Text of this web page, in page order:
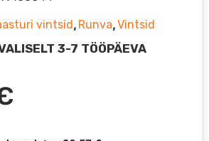
vintsid , Runva,Vintsid
3-7 TÖÖPÄEVA